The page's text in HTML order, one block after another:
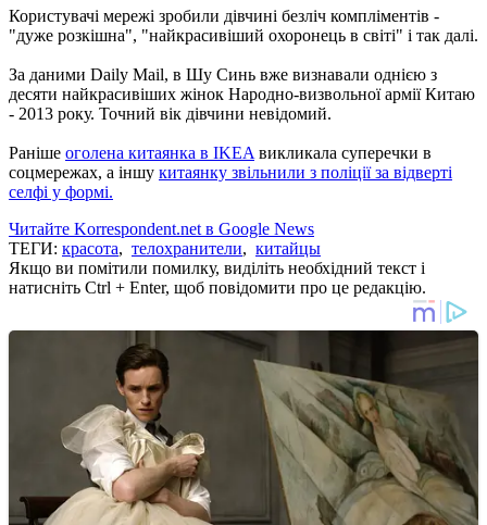
Користувачі мережі зробили дівчині безліч компліментів -
"дуже розкішна", "найкрасивіший охоронець в світі" і так далі.
За даними Daily Mail, в Шу Синь вже визнавали однією з
десяти найкрасивіших жінок Народно-визвольної армії Китаю
- 2013 року. Точний вік дівчини невідомий.
Раніше оголена китаянка в IKEA викликала суперечки в
соцмережах, а іншу китаянку звільнили з поліції за відверті
селфі у формі.
Читайте Korrespondent.net в Google News
ТЕГИ: красота, телохранители, китайцы
Якщо ви помітили помилку, виділіть необхідний текст і
натисніть Ctrl + Enter, щоб повідомити про це редакцію.